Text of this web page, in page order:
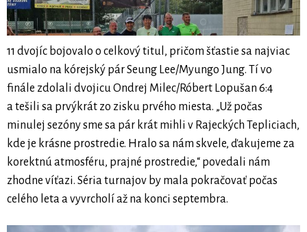
11 dvojíc bojovalo o celkový titul, pričom šťastie sa najviac
usmialo na kórejský pár Seung Lee/Myungo Jung. Tí vo
finále zdolali dvojicu Ondrej Milec/Róbert Lopušan 6:4
a tešili sa prvýkrát zo zisku prvého miesta. „Už počas
minulej sezóny sme sa pár krát mihli v Rajeckých Tepliciach,
kde je krásne prostredie. Hralo sa nám skvele, ďakujeme za
korektnú atmosféru, prajné prostredie,“ povedali nám
zhodne víťazi. Séria turnajov by mala pokračovať počas
celého leta a vyvrcholí až na konci septembra.